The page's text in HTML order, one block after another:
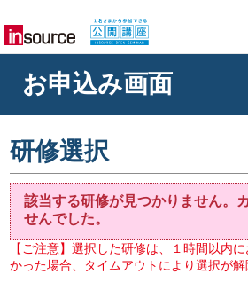
お申込み画面
研修選択
該当する研修が見つかりません。
せんでした。
【ご注意】選択した研修は、１時間以内
かった場合、タイムアウトにより選択が解